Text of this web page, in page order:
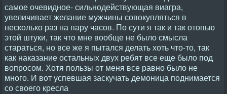
самое очевидное- сильнодействующая виагра,
увеличивает желание мужчины совокупляться в
несколько раз на пару часов. По сути я так и так отопью
этой штуки, так что мне вообще не было смысла
стараться, но все же я пытался делать хоть что-то, так
как наказание остальных двух ребят все еще было под
вопросом. Хотя пользы от меня все равно было не
много. И вот успевшая заскучать демоница поднимается
со своего кресла